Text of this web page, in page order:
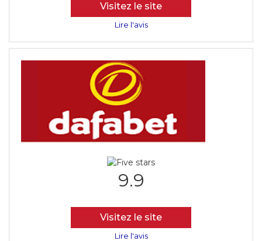
Visitez le site
Lire l'avis
9.9
Visitez le site
Lire l'avis